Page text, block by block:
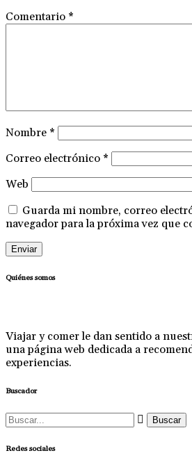
Comentario *
Nombre *
Correo electrónico *
Web
Guarda mi nombre, correo
navegador para la próxima vez que
Quiénes somos
Viajar y comer le dan sentido a
una página web dedicada a
experiencias.
Buscador
Buscar:
Redes sociales